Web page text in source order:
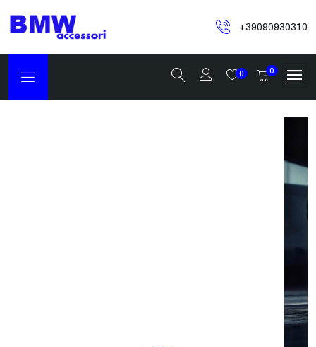
+39090930310
0 0